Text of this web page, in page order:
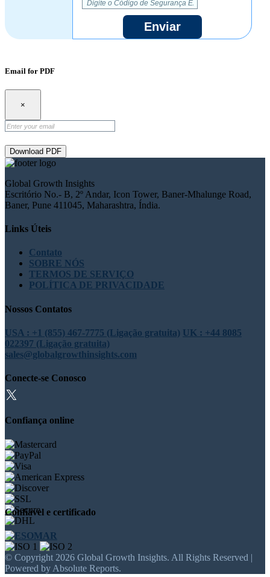
Enviar
Email for PDF
×
Download PDF
Global Growth Insights
Escritório No.- B, 2º Andar, Icon Tower, Baner-Mhalunge Road,
Baner, Pune 411045, Maharashtra, Índia.
Links Úteis
Contato
SOBRE NÓS
TERMOS DE SERVIÇO
POLÍTICA DE PRIVACIDADE
Nossos Contatos
USA : +1 (855) 467-7775 (Ligação gratuita) UK : +44 8085
022397 (Ligação gratuita)
sales@globalgrowthinsights.com
Conecte-se Conosco
Confiança online
Confiável e certificado
© Copyright 2026 Global Growth Insights. All Rights Reserved |
Powered by Absolute Reports.